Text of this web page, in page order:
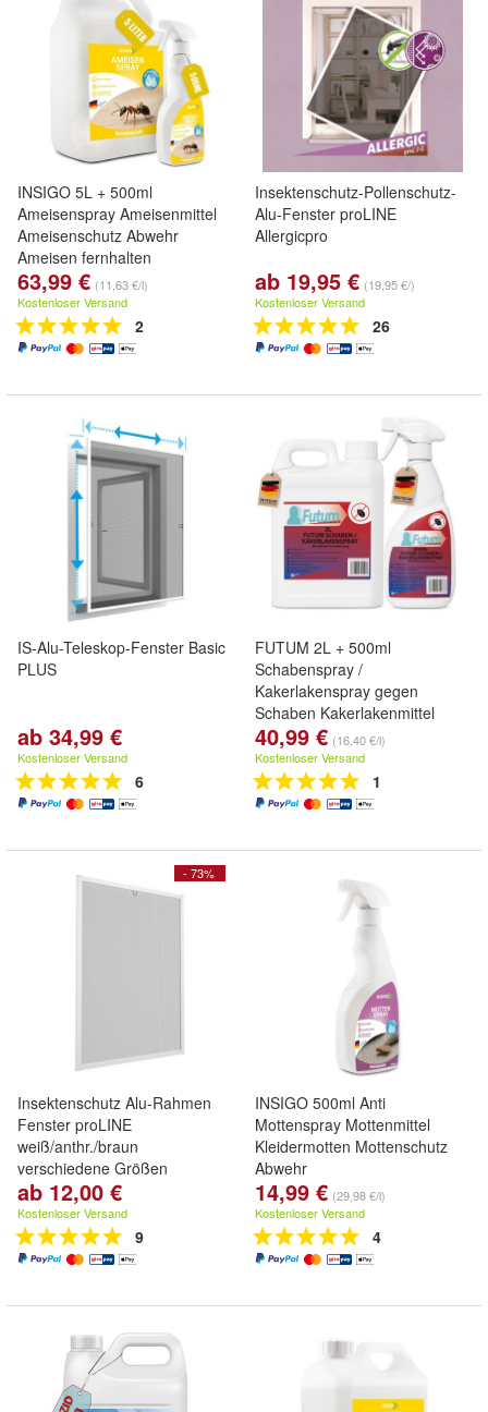
INSIGO 5L + 500ml
Ameisenspray Ameisenmittel
Ameisenschutz Abwehr
Ameisen fernhalten
63,99 € (11,63 €/l)
Kostenloser Versand
2
Insektenschutz-Pollenschutz-
Alu-Fenster proLINE
Allergicpro
ab 19,95 € (19,95 €/)
Kostenloser Versand
26
IS-Alu-Teleskop-Fenster Basic
PLUS
ab 34,99 €
Kostenloser Versand
6
FUTUM 2L + 500ml
Schabenspray /
Kakerlakenspray gegen
Schaben Kakerlakenmittel
Abwehr
40,99 € (16,40 €/l)
Kostenloser Versand
1
- 73%
Insektenschutz Alu-Rahmen
Fenster proLINE
weiß/anthr./braun
verschiedene Größen
ab 12,00 €
Kostenloser Versand
9
INSIGO 500ml Anti
Mottenspray Mottenmittel
Kleidermotten Mottenschutz
Abwehr
14,99 € (29,98 €/l)
Kostenloser Versand
4